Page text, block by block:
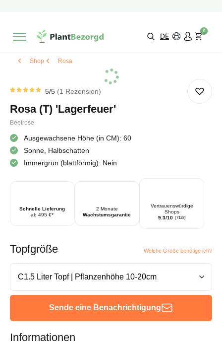
Wähle selbst
DE
0
Shop Rosa
von 5
basierend
Kundenbewertung
5/5 1 Rezension
Rosa (T) 'Lagerfeuer'
Beetrose
Ausgewachsene Höhe (in CM): 60
Sonne, Halbschatten
Immergrün (blattförmig): Nein
Schnelle Lieferung
ab 495 €*
2 Monate
Wachstumsgarantie
Vertrauenswürdige
Shops
9.3/10 (7128)
Topfgröße Welche Größe benötige ich?
Sende eine Benachrichtigung
Informationen